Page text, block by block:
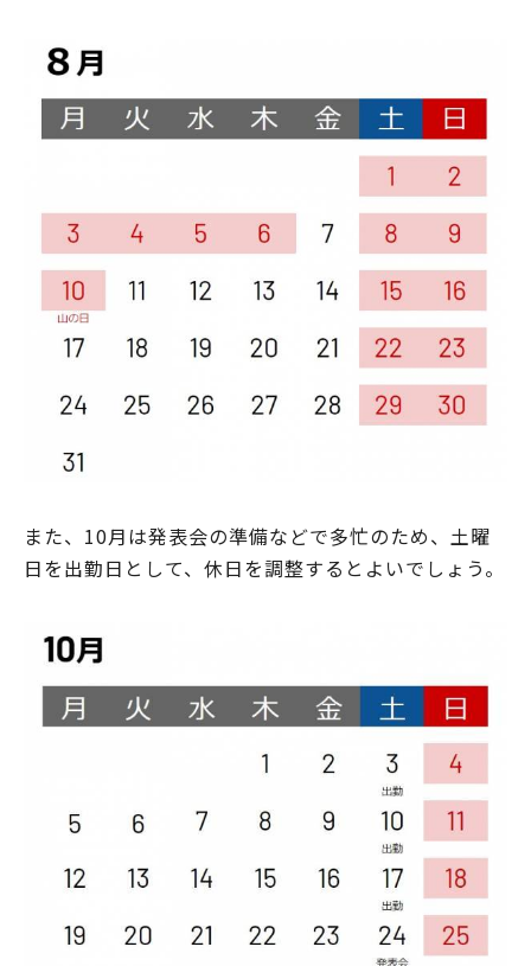
また、10月は発表会の準備などで多忙のため、土曜
日を出勤日として、休日を調整するとよいでしょう。